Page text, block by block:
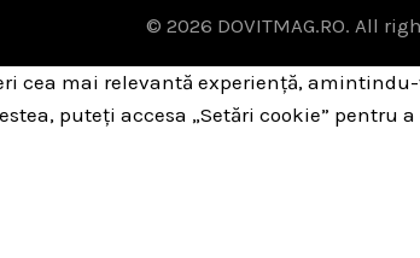
© 2026 DOVITMAG.RO. All
cea mai relevantă experiență,
puteți accesa „Setări cookie” pentru